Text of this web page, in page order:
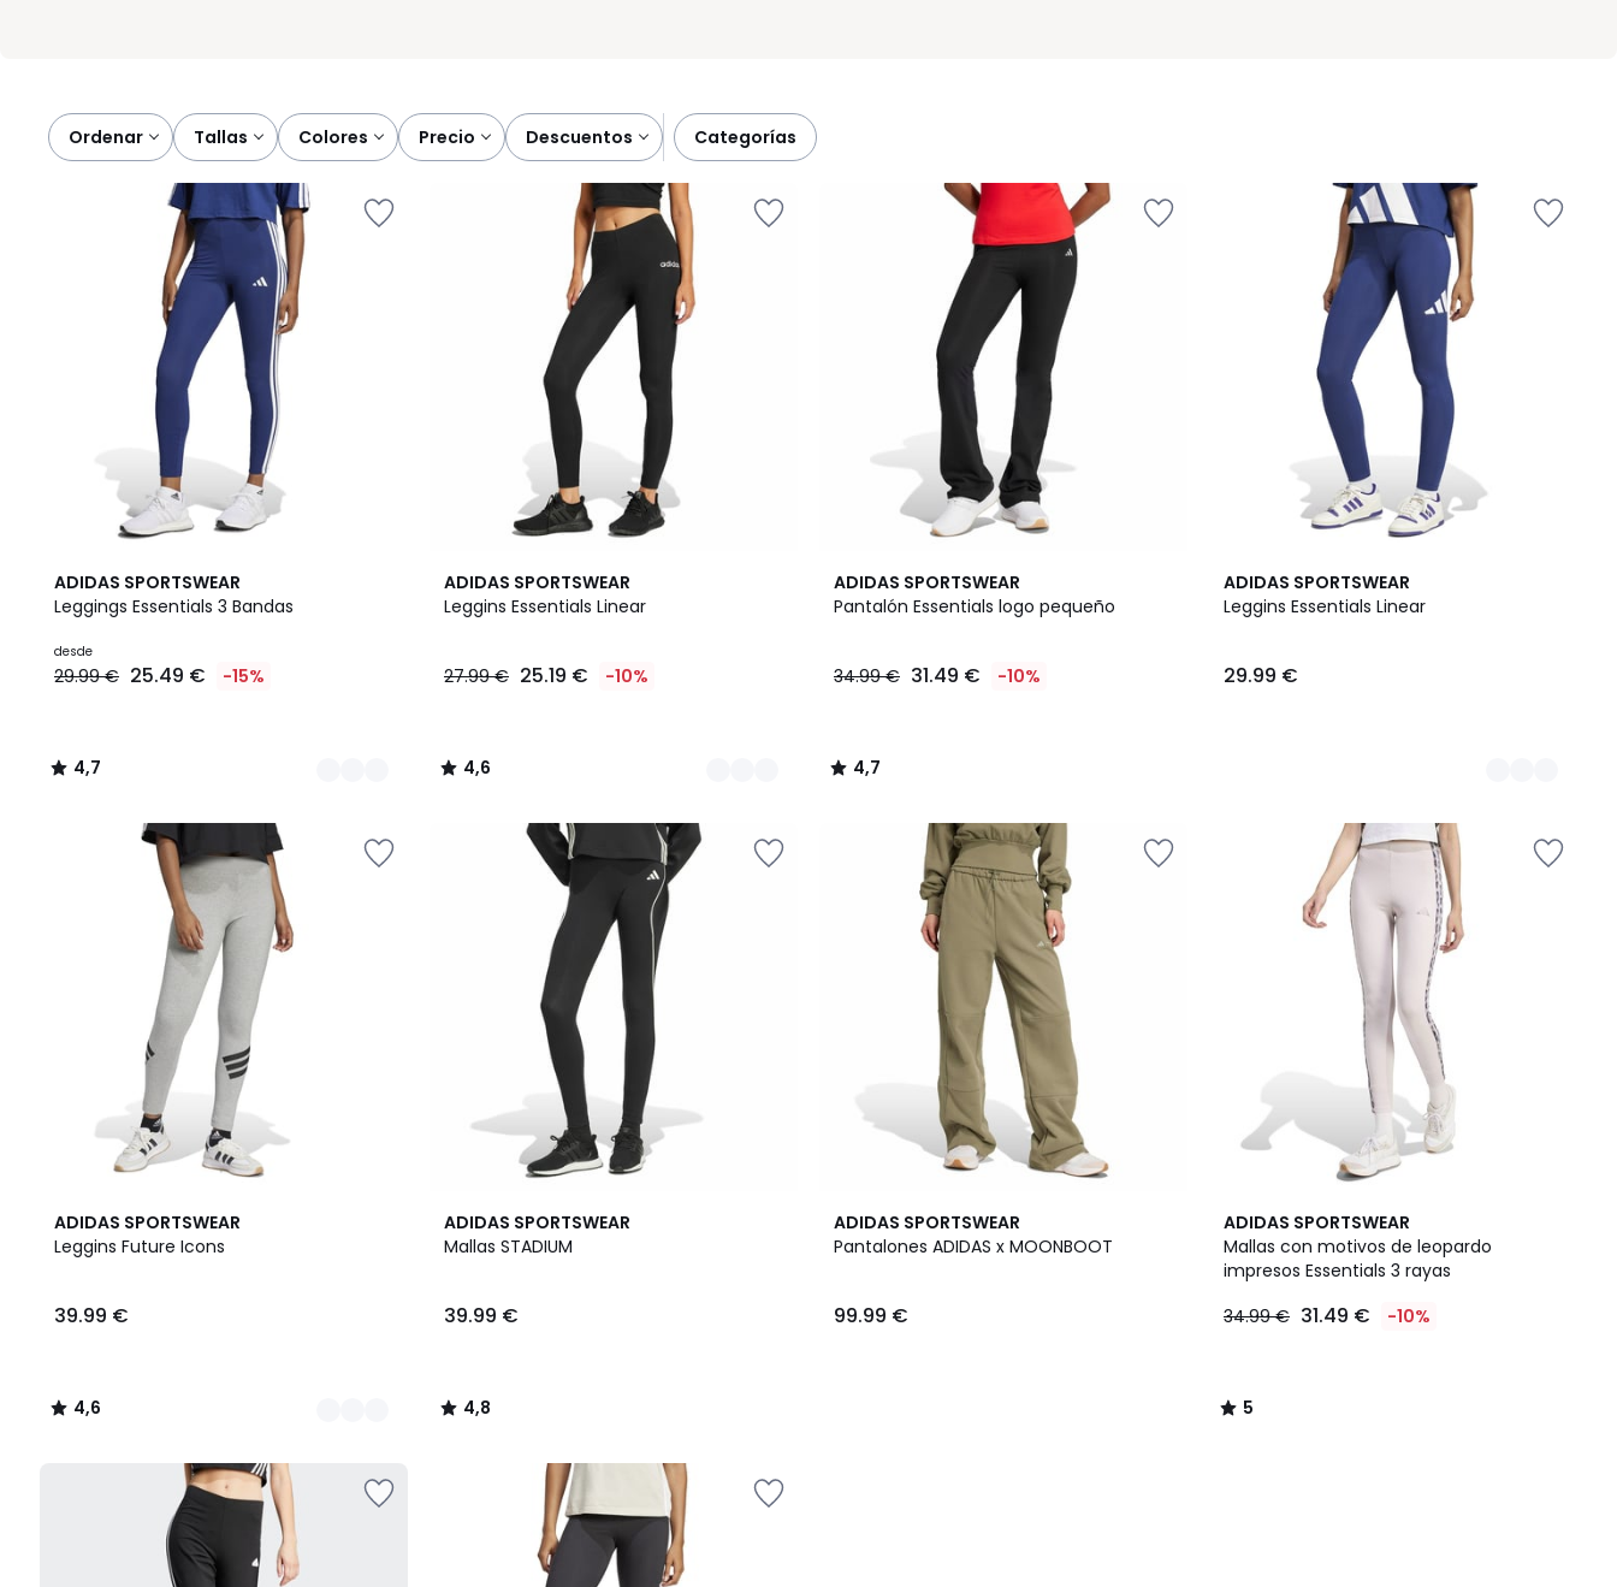
Ordenar tallas colores precio descuentos categorías
ADIDAS SPORTSWEAR
Leggings Essentials 3 Bandas
Precio
a
€
desde
29.99 € 25.49 € -15%
4,7
/ 5
4
Colores
4,7
/
ADIDAS SPORTSWEAR
Leggins Essentials Linear
27.99 € 25.19 € -10%
4,6
/ 5
2
Colores
4,6
/
ADIDAS SPORTSWEAR
Pantalón Essentials logo pequeño
34.99 € 31.49 € -10%
4,7
/ 5
4,7
/
ADIDAS SPORTSWEAR
Leggins Essentials Linear
29.99 €
2
Colores
ADIDAS SPORTSWEAR
Leggins Future Icons
39.99 €
4,6
/ 5
2
Colores
4,6
/
ADIDAS SPORTSWEAR
Mallas STADIUM
39.99 €
4,8
/ 5
4,8
/
ADIDAS SPORTSWEAR
Pantalones ADIDAS x MOONBOOT
99.99 €
ADIDAS SPORTSWEAR
Mallas con motivos de leopardo
impresos Essentials 3 rayas
34.99 € 31.49 € -10%
5
/
5
5
/